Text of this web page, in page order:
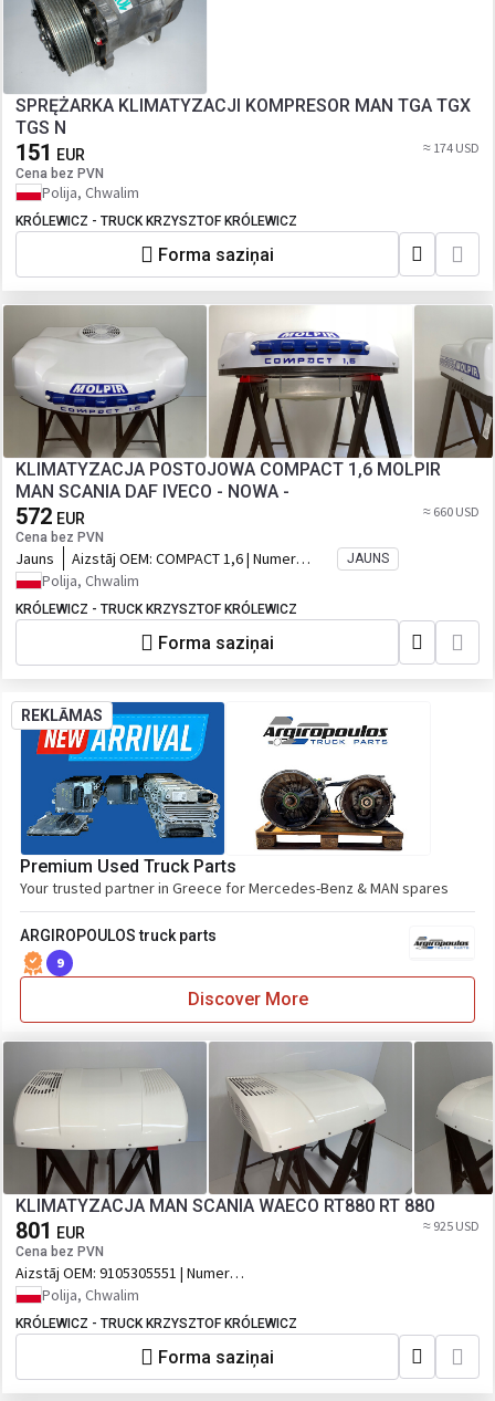
SPRĘŻARKA KLIMATYZACJI KOMPRESOR MAN TGA TGX
TGS N
151 EUR
Cena bez PVN
≈ 174 USD
Polija, Chwalim
KRÓLEWICZ - TRUCK KRZYSZTOF KRÓLEWICZ
Forma saziņai
KLIMATYZACJA POSTOJOWA COMPACT 1,6 MOLPIR
MAN SCANIA DAF IVECO - NOWA -
572 EUR
Cena bez PVN
≈ 660 USD
Jauns Aizstāj OEM: COMPACT 1,6 | Numer
katalogowy oryginału: COMPACT 1,6
JAUNS
Polija, Chwalim
KRÓLEWICZ - TRUCK KRZYSZTOF KRÓLEWICZ
Forma saziņai
REKLĀMAS
Premium Used Truck Parts
Your trusted partner in Greece for Mercedes-Benz & MAN spares
ARGIROPOULOS truck parts
9
Discover More
KLIMATYZACJA MAN SCANIA WAECO RT880 RT 880
801 EUR
Cena bez PVN
≈ 925 USD
Aizstāj OEM: 9105305551 | Numer
katalogowy oryginału: 9105305551,
936001500, 60420988, RT880N
Polija, Chwalim
KRÓLEWICZ - TRUCK KRZYSZTOF KRÓLEWICZ
Forma saziņai